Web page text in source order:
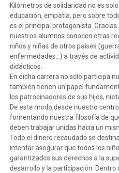
Kilómetros de solidaridad no es
educación, empatía, pero sobre
es el principal protagonista.
nuestros alumnos conocen otras
niños y niñas de otros países
enfermedades…) a través de
didácticos.
En dicha carrera no solo participa
también tienen un papel
los patrocinadores de sus hijos,
De este modo,desde nuestro
fomentando nuestra filosofía de
deben trabajar unidas hacía un
Todo el dinero recaudado se
intentar asegurar que todos los
garantizados sus derechos a la
desarrollo y la participación.